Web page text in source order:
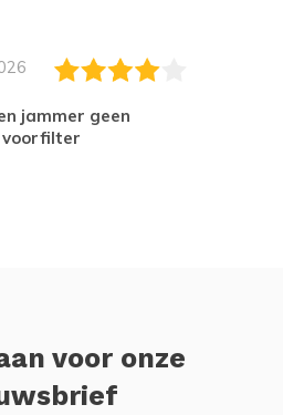
voorfilter
voor onze